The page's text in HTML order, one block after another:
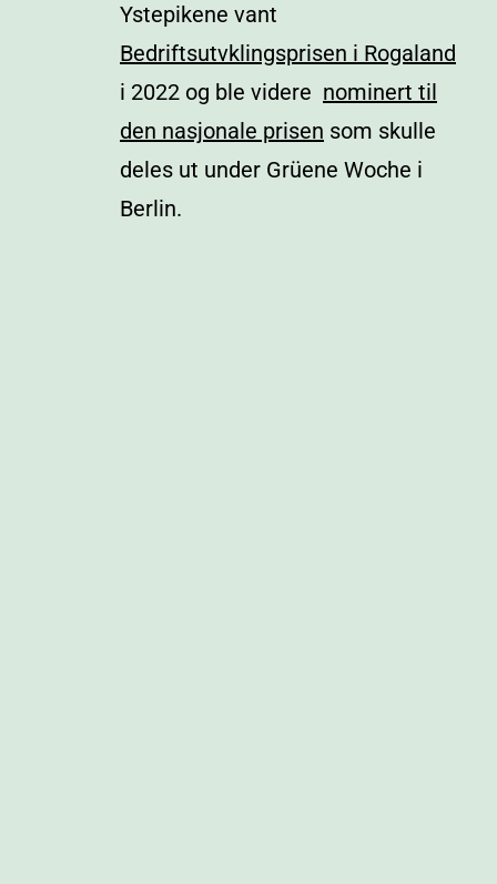
Ystepikene vant
Bedriftsutvklingsprisen i Rogaland
i 2022 og ble videre nominert til
den nasjonale prisen som skulle
deles ut under Grüene Woche i
Berlin.